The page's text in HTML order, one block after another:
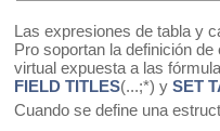
Las expresiones de tabla y
Pro soportan la definición
virtual expuesta a las
FIELD TITLES(...;*) y SET
Cuando se define una